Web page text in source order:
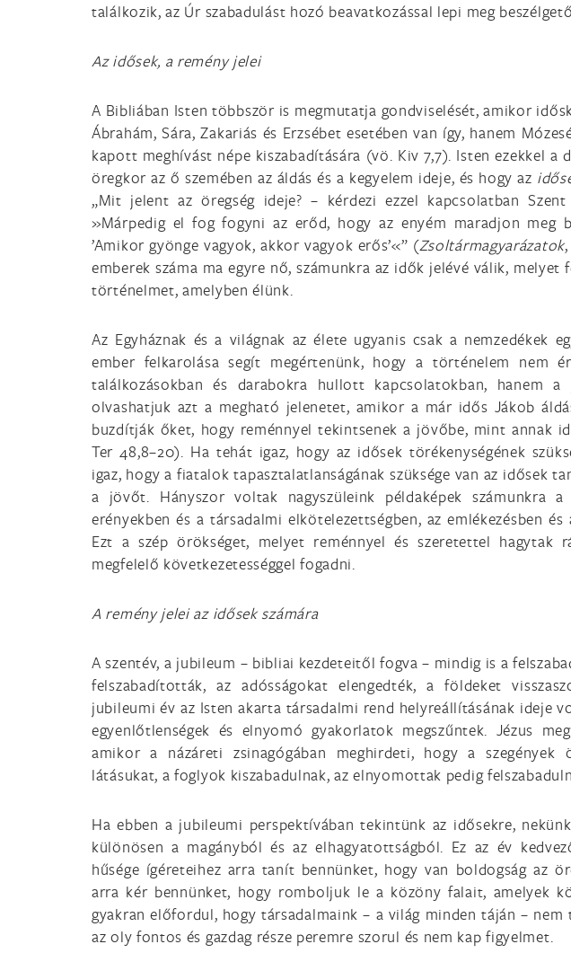
találkozik, az Úr szabadulást hozó beavatkozással lepi meg
Az idősek, a remény jelei
A Bibliában Isten többször is megmutatja gondviselését, amikor
Ábrahám, Sára, Zakariás és Erzsébet esetében van így, hanem
kapott meghívást népe kiszabadítására (vö. Kiv 7,7). Isten ezekkel
öregkor az ő szemében az áldás és a kegyelem ideje, és hogy az
„Mit jelent az öregség ideje? – kérdezi ezzel kapcsolatban
»Márpedig el fog fogyni az erőd, hogy az enyém maradjon meg
’Amikor gyönge vagyok, akkor vagyok erős’«” (Zsoltármagyarázatok
emberek száma ma egyre nő, számunkra az idők jelévé válik,
történelmet, amelyben élünk.
Az Egyháznak és a világnak az élete ugyanis csak a nemzedékek
ember felkarolása segít megértenünk, hogy a történelem nem
találkozásokban és darabokra hullott kapcsolatokban, hanem
olvashatjuk azt a megható jelenetet, amikor a már idős Jákob
buzdítják őket, hogy reménnyel tekintsenek a jövőbe, mint annak
Ter 48,8–20). Ha tehát igaz, hogy az idősek törékenységének
igaz, hogy a fiatalok tapasztalatlanságának szüksége van az idősek
a jövőt. Hányszor voltak nagyszüleink példaképek számunkra
erényekben és a társadalmi elkötelezettségben, az emlékezésben
Ezt a szép örökséget, melyet reménnyel és szeretettel hagytak
megfelelő következetességgel fogadni.
A remény jelei az idősek számára
A szentév, a jubileum – bibliai kezdeteitől fogva – mindig is a
felszabadították, az adósságokat elengedték, a földeket
jubileumi év az Isten akarta társadalmi rend helyreállításának ideje
egyenlőtlenségek és elnyomó gyakorlatok megszűntek. Jézus
amikor a názáreti zsinagógában meghirdeti, hogy a
látásukat, a foglyok kiszabadulnak, az elnyomottak pedig
Ha ebben a jubileumi perspektívában tekintünk az idősekre,
különösen a magányból és az elhagyatottságból. Ez az év
hűsége ígéreteihez arra tanít bennünket, hogy van boldogság az
arra kér bennünket, hogy romboljuk le a közöny falait, amelyek
gyakran előfordul, hogy társadalmaink – a világ minden táján –
az oly fontos és gazdag része peremre szorul és nem kap figyelmet.